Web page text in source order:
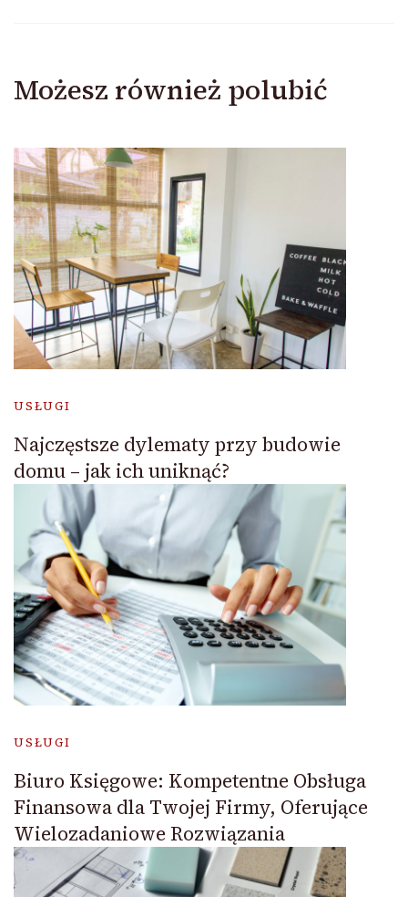
Możesz również polubić
USŁUGI
Najczęstsze dylematy przy budowie
domu – jak ich uniknąć?
USŁUGI
Biuro Księgowe: Kompetentne Obsługa
Finansowa dla Twojej Firmy, Oferujące
Wielozadaniowe Rozwiązania